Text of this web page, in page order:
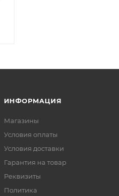
ИНФОРМАЦИЯ
Магазины
Условия оплаты
Условия доставки
Гарантия на товар
Реквизиты
Политика